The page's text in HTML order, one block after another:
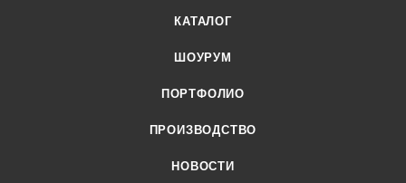
КАТАЛОГ
ШОУРУМ
ПОРТФОЛИО
ПРОИЗВОДСТВО
НОВОСТИ